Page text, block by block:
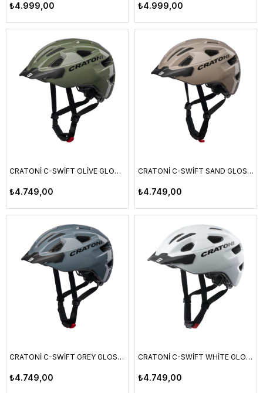
₺4.999,00 ₺4.999,00
CRATONİ C-SWİFT OLİVE GLOSSY UNI
₺4.749,00
CRATONİ C-SWİFT SAND GLOSSY UNI
₺4.749,00
CRATONİ C-SWİFT GREY GLOSSY UNI
₺4.749,00
CRATONİ C-SWİFT WHİTE GLOSSY UNI
₺4.749,00